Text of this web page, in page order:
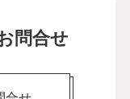
問合せ